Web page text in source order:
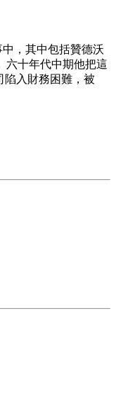
，其中包括贊德沃
六十年代中期他把這
陷入財務困難，被